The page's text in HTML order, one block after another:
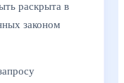
раскрыта в
законом